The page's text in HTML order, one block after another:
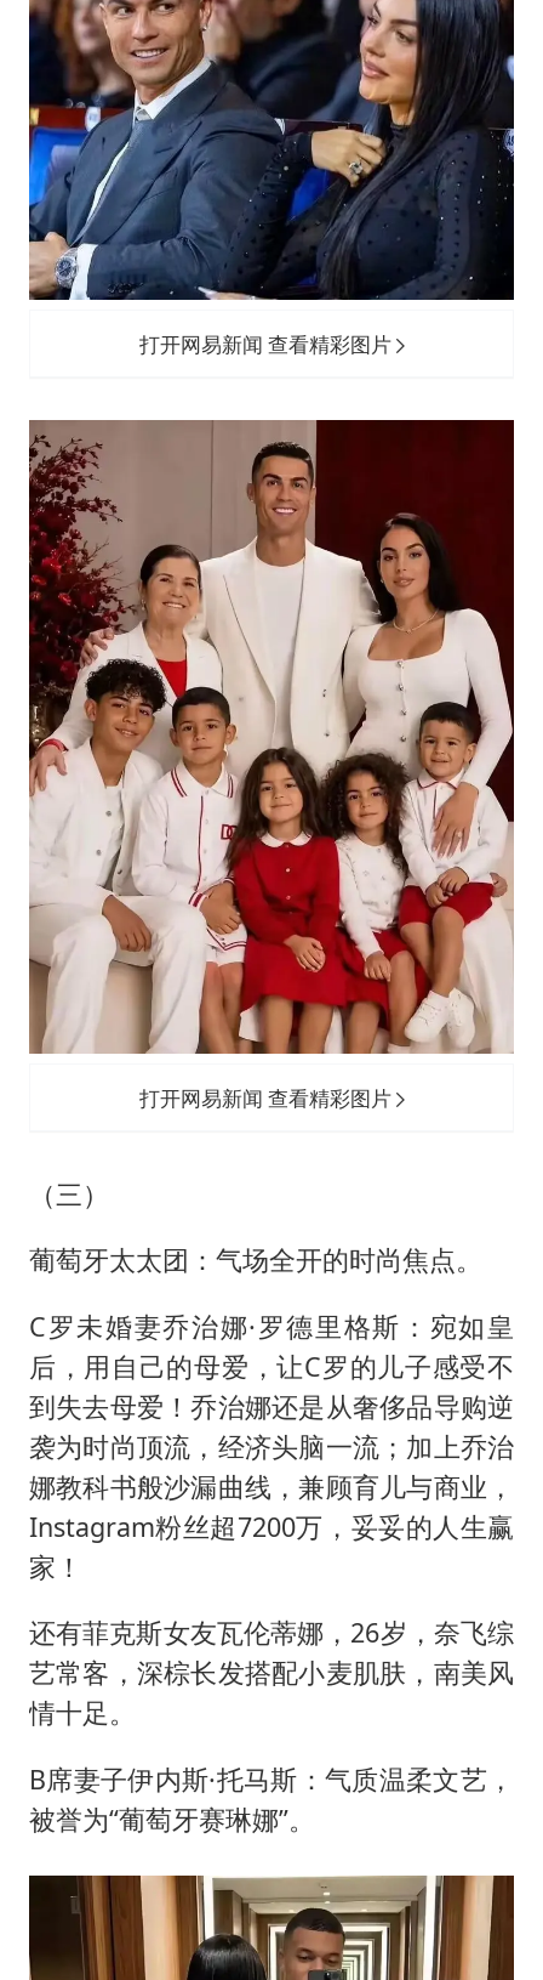
打开网易新闻 查看精彩图片
打开网易新闻 查看精彩图片
（三）
葡萄牙太太团：气场全开的时尚焦点。
C罗未婚妻乔治娜·罗德里格斯：宛如皇
后，用自己的母爱，让C罗的儿子感受不
到失去母爱！乔治娜还是从奢侈品导购逆
袭为时尚顶流，经济头脑一流；加上乔治
娜教科书般沙漏曲线，兼顾育儿与商业，
Instagram粉丝超7200万，妥妥的人生赢
家！
还有菲克斯女友瓦伦蒂娜，26岁，奈飞综
艺常客，深棕长发搭配小麦肌肤，南美风
情十足。
B席妻子伊内斯·托马斯：气质温柔文艺，
被誉为“葡萄牙赛琳娜”。